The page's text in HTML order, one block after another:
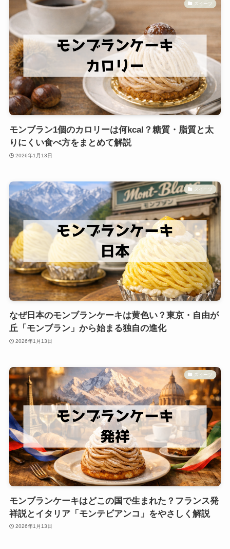
スイーツ
モンブラン1個のカロリーは何kcal？糖質・脂質と太
りにくい食べ方をまとめて解説
2026年1月13日
スイーツ
なぜ日本のモンブランケーキは黄色い？東京・自由が
丘「モンブラン」から始まる独自の進化
2026年1月13日
スイーツ
モンブランケーキはどこの国で生まれた？フランス発
祥説とイタリア「モンテビアンコ」をやさしく解説
2026年1月13日